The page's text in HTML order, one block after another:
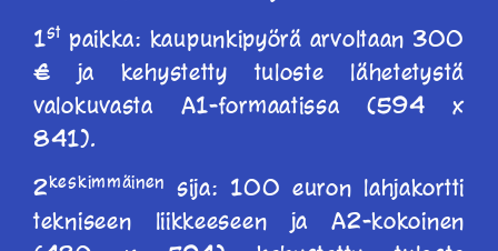
1st paikka: kaupunkipyörä arvoltaan 300
€ ja kehystetty tuloste lähetetystä
valokuvasta A1-formaatissa (594 x
841).
2keskimmäinen
sija: 100 euron lahjakortti
tekniseen liikkeeseen ja A2-kokoinen